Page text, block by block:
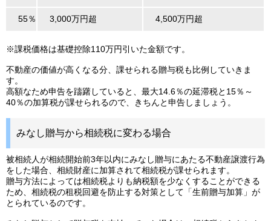
55％ 3,000万円超 4,500万円超
※課税価格は基礎控除110万円引いた金額です。
不動産の価値が高くなる分、課せられる贈与税も比例していきま
す。
高額なため申告を躊躇していると、最大14.6％の延滞税と15％～
40％の加算税が課せられるので、きちんと申告しましょう。
みなし贈与から相続税に変わる場合
被相続人が相続開始前3年以内にみなし贈与にあたる不動産譲渡行為
をした場合、相続財産に加算されて相続税が課せられます。
贈与方法によっては相続税よりも納税額を少なくすることができる
ため、相続税の租税回避を防止する対策として「生前贈与加算」が
とられているのです。